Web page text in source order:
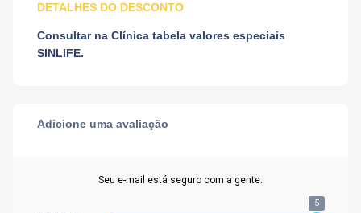
DETALHES DO DESCONTO
Consultar na Clínica tabela valores especiais
SINLIFE.
Adicione uma avaliação
Seu e-mail está seguro com a gente.
5